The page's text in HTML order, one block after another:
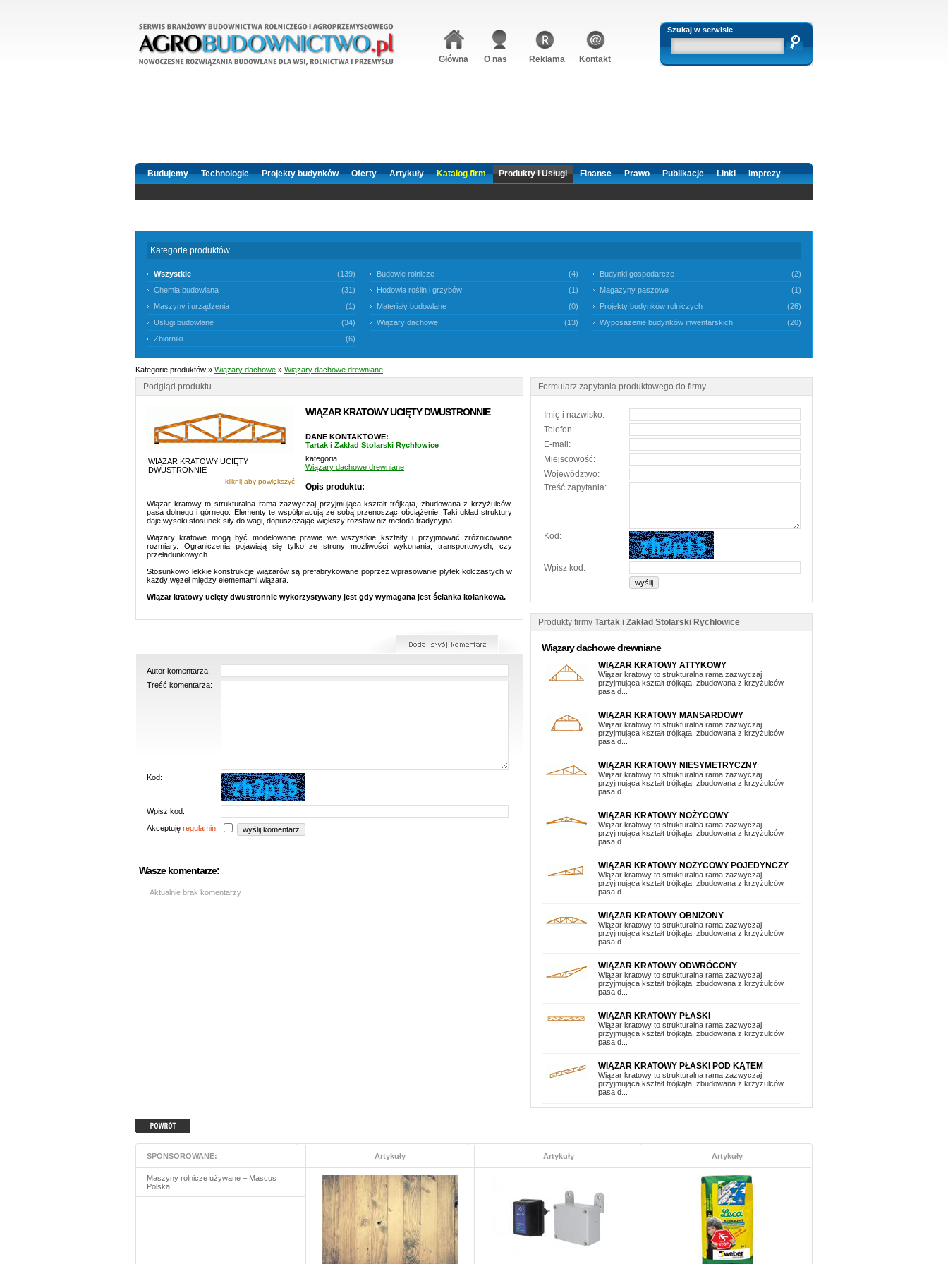
Główna O nas Reklama Kontakt
Szukaj w serwisie
Budujemy Technologie Projekty budynków Oferty Artykuły Katalog firm Produkty i Usługi Finanse Prawo Publikacje Linki Imprezy
Kategorie produktów
Wszystkie (139) Budowle rolnicze (4) Budynki gospodarcze
(2)
Chemia budowlana
(31) Hodowla roślin i grzybów (1) Magazyny paszowe
(1)
Maszyny i urządzenia
(1) Materiały budowlane (0) Projekty budynków rolniczych
(26)
Usługi budowlane
(34) Wiązary dachowe (13) Wyposażenie budynków inwentarskich
(20)
Zbiorniki
(6)
Kategorie produktów » Wiązary dachowe » Wiązary dachowe drewniane
Podgląd produktu
WIĄZAR KRATOWY UCIĘTY
DWUSTRONNIE
kliknij aby powiększyć
WIĄZAR KRATOWY UCIĘTY DWUSTRONNIE
DANE KONTAKTOWE:
Tartak i Zakład Stolarski Rychłowice
kategoria
Wiązary dachowe drewniane
Opis produktu:
Wiązar kratowy to strukturalna rama zazwyczaj przyjmująca kształt trójkąta, zbudowana z krzyżulców,
pasa dolnego i górnego. Elementy te współpracują ze sobą przenosząc obciążenie. Taki układ struktury
daje wysoki stosunek siły do wagi, dopuszczając większy rozstaw niż metoda tradycyjna.
Wiązary kratowe mogą być modelowane prawie we wszystkie kształty i przyjmować zróżnicowane
rozmiary. Ograniczenia pojawiają się tylko ze strony możliwości wykonania, transportowych, czy
przeładunkowych.
Stosunkowo lekkie konstrukcje wiązarów są prefabrykowane poprzez wprasowanie płytek kolczastych w
każdy węzeł między elementami wiązara.
Wiązar kratowy ucięty dwustronnie wykorzystywany jest gdy wymagana jest ścianka kolankowa.
Autor komentarza:
Treść komentarza:
Kod:
Wpisz kod:
Akceptuję regulamin
Wasze komentarze:
Aktualnie brak komentarzy
Formularz zapytania produktowego do firmy
Imię i nazwisko:
Telefon:
E-mail:
Miejscowość:
Województwo:
Treść zapytania:
Kod:
Wpisz kod:
Produkty firmy Tartak i Zakład Stolarski Rychłowice
Wiązary dachowe drewniane
WIĄZAR KRATOWY ATTYKOWY
Wiązar kratowy to strukturalna rama zazwyczaj
przyjmująca kształt trójkąta, zbudowana z krzyżulców,
pasa d...
WIĄZAR KRATOWY MANSARDOWY
Wiązar kratowy to strukturalna rama zazwyczaj
przyjmująca kształt trójkąta, zbudowana z krzyżulców,
pasa d...
WIĄZAR KRATOWY NIESYMETRYCZNY
Wiązar kratowy to strukturalna rama zazwyczaj
przyjmująca kształt trójkąta, zbudowana z krzyżulców,
pasa d...
WIĄZAR KRATOWY NOŻYCOWY
Wiązar kratowy to strukturalna rama zazwyczaj
przyjmująca kształt trójkąta, zbudowana z krzyżulców,
pasa d...
WIĄZAR KRATOWY NOŻYCOWY POJEDYNCZY
Wiązar kratowy to strukturalna rama zazwyczaj
przyjmująca kształt trójkąta, zbudowana z krzyżulców,
pasa d...
WIĄZAR KRATOWY OBNIŻONY
Wiązar kratowy to strukturalna rama zazwyczaj
przyjmująca kształt trójkąta, zbudowana z krzyżulców,
pasa d...
WIĄZAR KRATOWY ODWRÓCONY
Wiązar kratowy to strukturalna rama zazwyczaj
przyjmująca kształt trójkąta, zbudowana z krzyżulców,
pasa d...
WIĄZAR KRATOWY PŁASKI
Wiązar kratowy to strukturalna rama zazwyczaj
przyjmująca kształt trójkąta, zbudowana z krzyżulców,
pasa d...
WIĄZAR KRATOWY PŁASKI POD KĄTEM
Wiązar kratowy to strukturalna rama zazwyczaj
przyjmująca kształt trójkąta, zbudowana z krzyżulców,
pasa d...
pasa d...
WIĄZAR KRATOWY TRÓJKĄTNY POJEDYNCZY
Wiązar kratowy to strukturalna rama zazwyczaj
przyjmująca kształt trójkąta, zbudowana z krzyżulców,
pasa d...
WIĄZAR KRATOWY UCIĘTY
Wiązar kratowy to strukturalna rama zazwyczaj
przyjmująca kształt trójkąta, zbudowana z krzyżulców,
pasa d...
SPONSOROWANE:
Maszyny rolnicze używane – Mascus
Polska
Artykuły Artykuły Artykuły